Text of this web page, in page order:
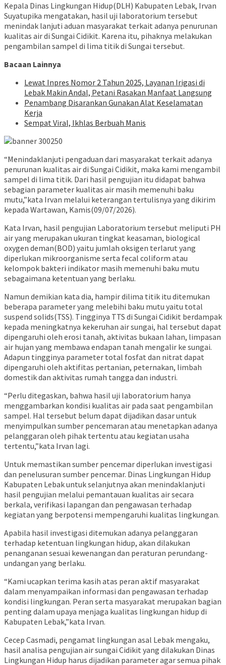
Kepala Dinas Lingkungan Hidup(DLH) Kabupaten Lebak, Irvan
Suyatupika mengatakan, hasil uji laboratorium tersebut
menindak lanjuti aduan masyarakat terkait adanya penurunan
kualitas air di Sungai Cidikit. Karena itu, pihaknya melakukan
pengambilan sampel di lima titik di Sungai tersebut.
Bacaan Lainnya
Lewat Inpres Nomor 2 Tahun 2025, Layanan Irigasi di
Lebak Makin Andal, Petani Rasakan Manfaat Langsung
Penambang Disarankan Gunakan Alat Keselamatan
Kerja
Sempat Viral, Ikhlas Berbuah Manis
“Menindaklanjuti pengaduan dari masyarakat terkait adanya
penurunan kualitas air di Sungai Cidikit, maka kami mengambil
sampel di lima titik. Dari hasil pengujian itu didapat bahwa
sebagian parameter kualitas air masih memenuhi baku
mutu,”kata Irvan melalui keterangan tertulisnya yang dikirim
kepada Wartawan, Kamis(09/07/2026).
Kata Irvan, hasil pengujian Laboratorium tersebut meliputi PH
air yang merupakan ukuran tingkat keasaman, biological
oxygen deman(BOD) yaitu jumlah oksigen terlarut yang
diperlukan mikroorganisme serta fecal coliform atau
kelompok bakteri indikator masih memenuhi baku mutu
sebagaimana ketentuan yang berlaku.
Namun demikian kata dia, hampir dilima titik itu ditemukan
beberapa parameter yang melebihi baku mutu yaitu total
suspend solids(TSS). Tingginya TTS di Sungai Cidikit berdampak
kepada meningkatnya kekeruhan air sungai, hal tersebut dapat
dipengaruhi oleh erosi tanah, aktivitas bukaan lahan, limpasan
air hujan yang membawa endapan tanah mengalir ke sungai.
Adapun tingginya parameter total fosfat dan nitrat dapat
dipengaruhi oleh aktifitas pertanian, peternakan, limbah
domestik dan aktivitas rumah tangga dan industri.
“Perlu ditegaskan, bahwa hasil uji laboratorium hanya
menggambarkan kondisi kualitas air pada saat pengambilan
sampel. Hal tersebut belum dapat dijadikan dasar untuk
menyimpulkan sumber pencemaran atau menetapkan adanya
pelanggaran oleh pihak tertentu atau kegiatan usaha
tertentu,”kata Irvan lagi.
Untuk memastikan sumber pencemar diperlukan investigasi
dan penelusuran sumber pencemar. Dinas Lingkungan Hidup
Kabupaten Lebak untuk selanjutnya akan menindaklanjuti
hasil pengujian melalui pemantauan kualitas air secara
berkala, verifikasi lapangan dan pengawasan terhadap
kegiatan yang berpotensi mempengaruhi kualitas lingkungan.
Apabila hasil investigasi ditemukan adanya pelanggaran
terhadap ketentuan lingkungan hidup, akan dilakukan
penanganan sesuai kewenangan dan peraturan perundang-
undangan yang berlaku.
“Kami ucapkan terima kasih atas peran aktif masyarakat
dalam menyampaikan informasi dan pengawasan terhadap
kondisi lingkungan. Peran serta masyarakat merupakan bagian
penting dalam upaya menjaga kualitas lingkungan hidup di
Kabupaten Lebak,”kata Irvan.
Cecep Casmadi, pengamat lingkungan asal Lebak mengaku,
hasil analisa pengujian air sungai Cidikit yang dilakukan Dinas
Lingkungan Hidup harus dijadikan parameter agar semua pihak